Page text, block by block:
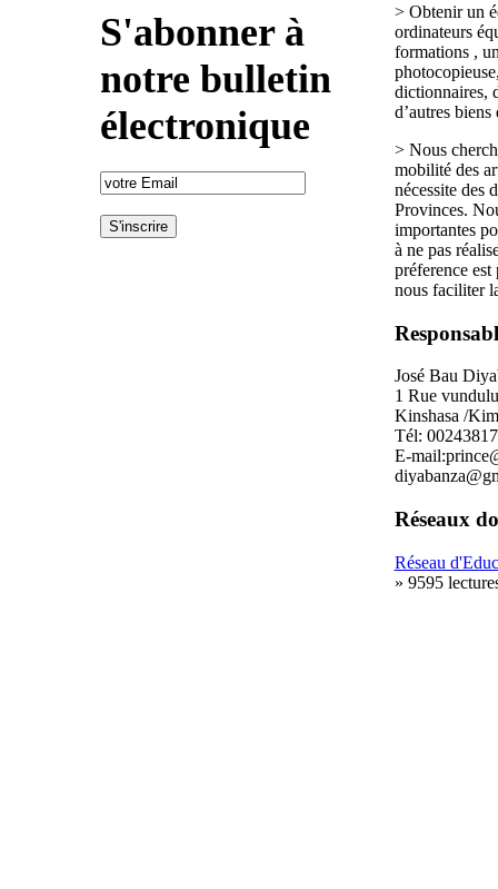
S'abonner à
notre bulletin
électronique
> Obtenir un
ordinateurs
formations ,
dictionnaires,
d’autres biens
> Nous
mobilité des
nécessite des
Provinces.
importantes
à ne pas
préference
nous faciliter
José Bau
1 Rue
Kinshasa /
Tél:
E-
Réseaux
Réseau
» 9595